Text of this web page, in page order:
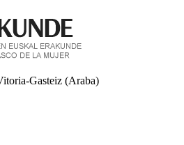
Gasteiz (Araba)